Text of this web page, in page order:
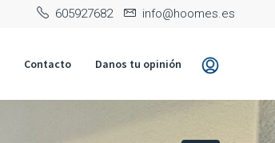
‭605927682‬ info@hoomes.es
Contacto Danos tu opinión